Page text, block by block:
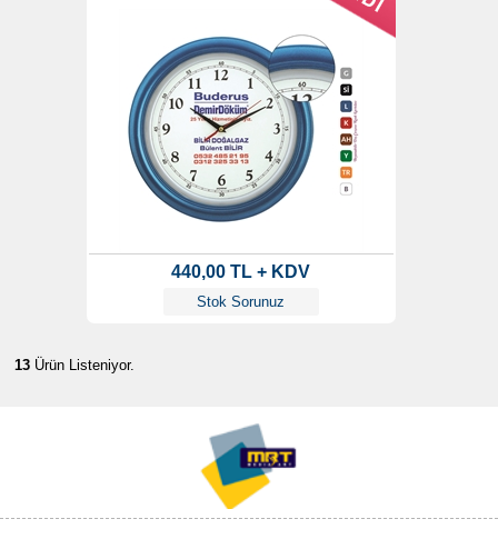
440,00 TL + KDV
Stok Sorunuz
13Ürün Listeniyor.